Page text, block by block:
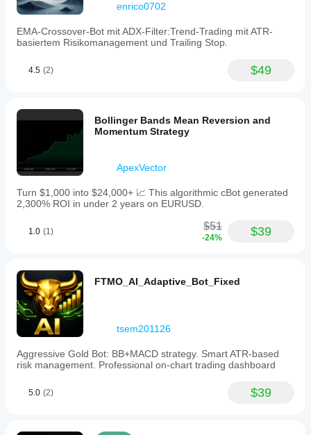
enrico0702
EMA-Crossover-Bot mit ADX-Filter:Trend-Trading mit ATR-
basiertem Risikomanagement und Trailing Stop.
4.5 (2) $49
Bollinger Bands Mean Reversion and
Momentum Strategy
ApexVector
Turn $1,000 into $24,000+ 📈 This algorithmic cBot generated
2,300% ROI in under 2 years on EURUSD.
1.0 (1) $51
-24% $39
FTMO_AI_Adaptive_Bot_Fixed
tsem201126
Aggressive Gold Bot: BB+MACD strategy. Smart ATR-based
risk management. Professional on-chart trading dashboard
5.0 (2) $39